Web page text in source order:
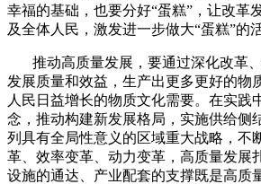
幸福的基础，也要分好“蛋糕”，让改革
及全体人民，激发进一步做大“蛋糕”的
推动高质量发展，要通过深化改革
发展质量和效益，生产出更多更好的物
人民日益增长的物质文化需要。在实践
念，推动构建新发展格局，实施供给侧
列具有全局性意义的区域重大战略，不
革、效率变革、动力变革，高质量发展
设施的通达、产业配套的支撑既是高质